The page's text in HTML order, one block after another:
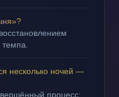
несколько ночей —
процесс;